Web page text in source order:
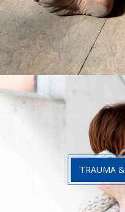
TRAUMA